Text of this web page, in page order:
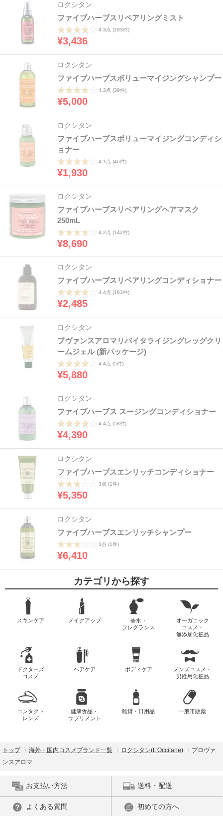
ロクシタン
ファイブハーブスリペアリングミスト
4.3点 (183件)
¥3,436
ロクシタン
ファイブハーブスボリューマイジングシャンプー
4.3点 (39件)
¥5,000
ロクシタン
ファイブハーブスボリューマイジングコンディシ
ョナー
4.1点 (46件)
¥1,930
ロクシタン
ファイブハーブスリペアリングヘアマスク
250mL
4.2点 (142件)
¥8,690
ロクシタン
ファイブハーブスリペアリングコンディショナー
4.4点 (163件)
¥2,485
ロクシタン
プヴァンスアロマリバイタライジングレッグクリ
ームジェル (新パッケージ)
4.4点 (5件)
¥5,880
ロクシタン
ファイブハーブス スージングコンディショナー
4.4点 (58件)
¥4,390
ロクシタン
ファイブハーブスエンリッチコンディショナー
3点 (1件)
¥5,350
ロクシタン
ファイブハーブスエンリッチシャンプー
3点 (1件)
¥6,410
カテゴリから探す
スキンケア メイクアップ
香水・
フレグランス
オーガニック
コスメ・
無添加化粧品
ドクターズ
コスメ
ヘアケア ボディケア
メンズコスメ・
男性用化粧品
コンタクト
レンズ
健康食品・
サプリメント
雑貨・日用品 一般市販薬
トップ 海外・国内コスメブランド一覧 ロクシタン(L'Occitane)
プロヴァ
ンスアロマ
お支払い方法 送料・配送
よくある質問 初めての方へ